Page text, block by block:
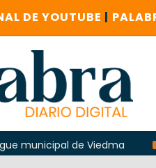
DE YOUTUBE |
de Viedma La
en Roca